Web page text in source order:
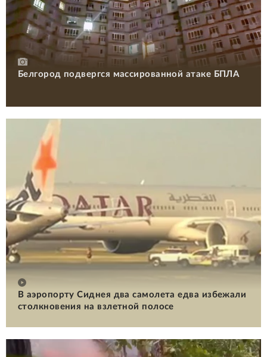
Белгород подвергся массированной атаке БПЛА
В аэропорту Сиднея два самолета едва избежали
столкновения на взлетной полосе